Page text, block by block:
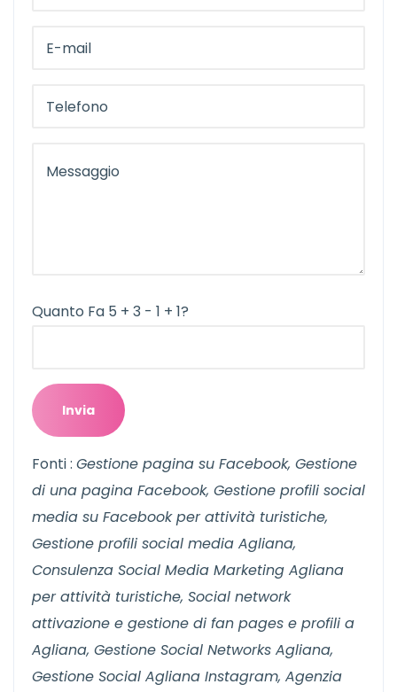
Quanto Fa 5 + 3 - 1 + 1?
Fonti : Gestione pagina su Facebook, Gestione
di una pagina Facebook, Gestione profili social
media su Facebook per attività turistiche,
Gestione profili social media Agliana,
Consulenza Social Media Marketing Agliana
per attività turistiche, Social network
attivazione e gestione di fan pages e profili a
Agliana, Gestione Social Networks Agliana,
Gestione Social Agliana Instagram, Agenzia